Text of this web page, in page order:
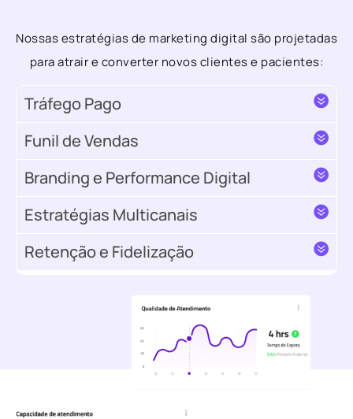
Nossas estratégias de marketing digital são projetadas
para atrair e converter novos clientes e pacientes:
Tráfego Pago
Funil de Vendas
Branding e Performance Digital
Estratégias Multicanais
Retenção e Fidelização